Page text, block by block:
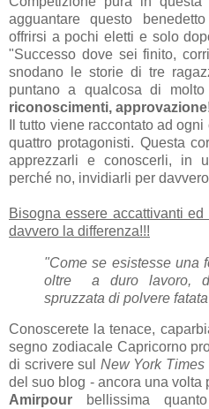
agguantare questo
offrirsi a pochi eletti e solo
"Successo dove sei finito,
snodano le storie di tre
puntano a qualcosa di
riconoscimenti,
Il tutto viene raccontato ad
quattro protagonisti. Questa
apprezzarli e conoscerli, in
perché no, invidiarli per
Bisogna essere accattivanti
davvero la differenza!!!
"Come se esistesse una
oltre a duro lavoro,
spruzzata di polvere
Conoscerete la tenace,
segno zodiacale Capricorno
di scrivere sul New York Times
del suo blog - ancora una volta
Amirpour bellissima